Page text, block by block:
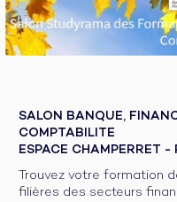
SALON BANQUE,
COMPTABILITE
ESPACE CHAMPERRET -
Trouvez votre formation
filières des secteurs